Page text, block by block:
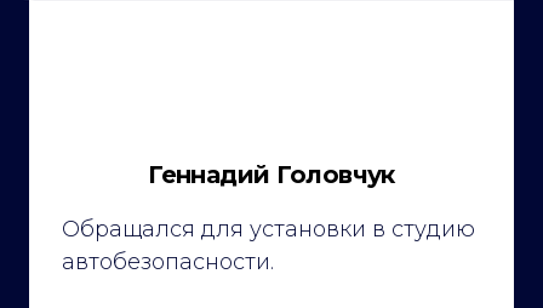
Геннадий Головчук
Обращался для установки в студию
автобезопасности.